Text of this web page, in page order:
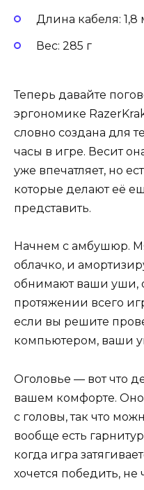
Длина кабеля: 1,8
Вес: 285 г
Теперь давайте
эргономике
словно создана для
часы в игре. Весит
уже впечатляет, но
которые делают её
представить.
Начнем с амбушюр.
облачко, и
обнимают ваши уши,
протяжении всего
если вы решите
компьютером, ваши
Оголовье — вот что
вашем комфорте.
с головы, так что
вообще есть
когда игра
хочется победить, не